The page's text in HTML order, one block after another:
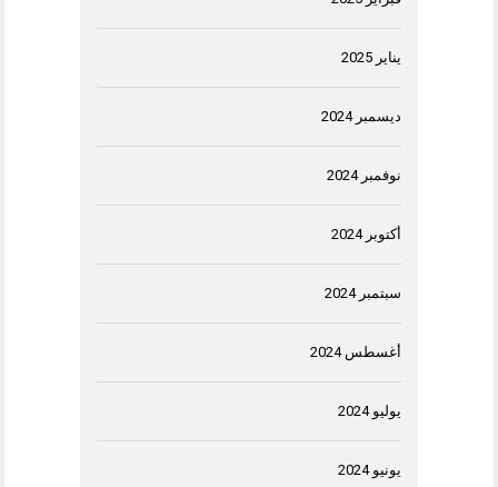
يناير 2025
ديسمبر 2024
نوفمبر 2024
أكتوبر 2024
سبتمبر 2024
أغسطس 2024
يوليو 2024
يونيو 2024